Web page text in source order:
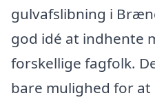
gulvafslibning i
god idé at indhente
forskellige fagfolk.
bare mulighed for at